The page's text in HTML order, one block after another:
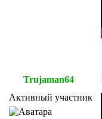
Trujaman64
Активный участник